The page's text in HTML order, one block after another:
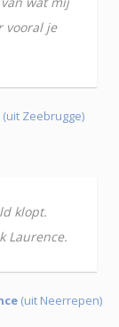
vooral je
(uit Zeebrugge)
klopt.
Laurence.
(uit Neerrepen)